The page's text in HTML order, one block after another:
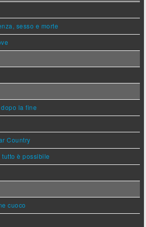
sesso e morte
la fine
Country
è possibile
cuoco